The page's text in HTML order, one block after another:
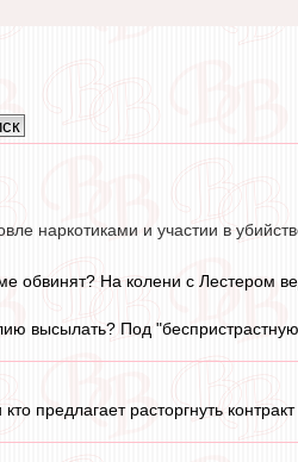
наркотиками и участии в
обвинят? На колени с Лестером
высылать? Под
предлагает расторгнуть